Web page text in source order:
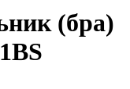
(бра)